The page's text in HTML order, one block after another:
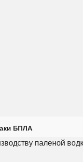
БПЛА